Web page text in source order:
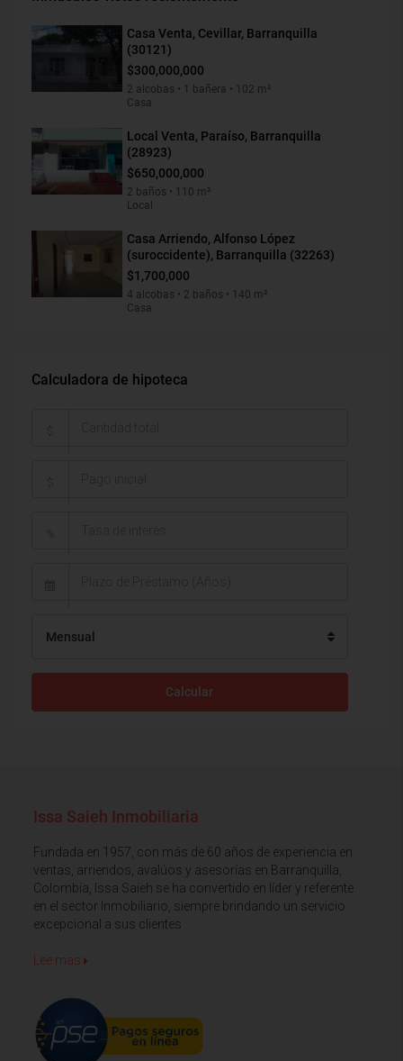
Casa Venta, Cevillar, Barranquilla
(30121)
$300,000,000
2 alcobas • 1 bañera • 102 m²
Casa
Local Venta, Paraíso, Barranquilla
(28923)
$650,000,000
2 baños • 110 m²
Local
Casa Arriendo, Alfonso López
(suroccidente), Barranquilla (32263)
$1,700,000
4 alcobas • 2 baños • 140 m²
Casa
Calculadora de hipoteca
Mensual
Calcular
Issa Saieh Inmobiliaria
Fundada en 1957, con más de 60 años de experiencia en
ventas, arriendos, avalúos y asesorías en Barranquilla,
Colombia, Issa Saieh se ha convertido en líder y referente
en el sector Inmobiliario, siempre brindando un servicio
excepcional a sus clientes
Lee mas